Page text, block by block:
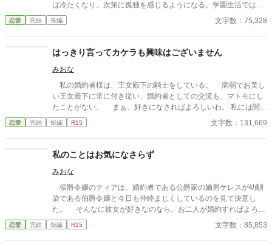
は冷たくなり、次第に孤独を感じるようになる。学園生活ではア
ランが王子フェリクスに付き従い、王子の「真実の愛」とされる
リリア・エヴァレットを囲む騒動が広がり、セリーヌはさらに心
やし、婚約解消を申し出る。
恋愛 完結 長編 文字数：75,328
はっきり言ってカケラも興味はございません
みおな
私の婚約者様は、王女殿下の騎士をしている。 病弱でお美し
い王女殿下に常に付き従い、婚約者としての交流も、マトモにし
たことがない。 まぁ、好きになさればよろしいわ。 私には関係
ないことですから。
恋愛 完結 短編 R15 文字数：131,669
私のことはお気になさらず
みおな
侯爵令嬢のティアは、婚約者である公爵家の嫡男ケレスが幼馴
染である伯爵令嬢と今日も仲睦まじくしているのを見て決意し
た。 そんなに彼女が好きなのなら、お二人が婚約すればよろし
いのよ。 私のことはお気になさらず。
恋愛 完結 短編 R15 文字数：85,853